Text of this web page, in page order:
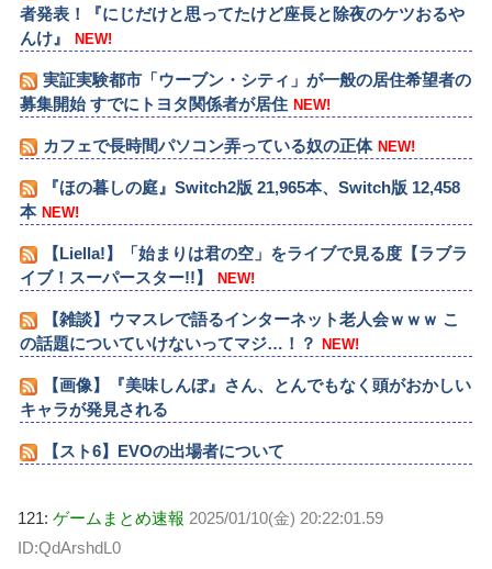
者発表！『にじだけと思ってたけど座長と除夜のケツおるや
んけ』
NEW!
実証実験都市「ウーブン・シティ」が一般の居住希望者の
募集開始 すでにトヨタ関係者が居住 NEW!
カフェで長時間パソコン弄っている奴の正体 NEW!
『ほの暮しの庭』Switch2版 21,965本、Switch版 12,458
本 NEW!
【Liella!】「始まりは君の空」をライブで見る度【ラブラ
イブ！スーパースター!!】
NEW!
【雑談】ウマスレで語るインターネット老人会ｗｗｗ こ
の話題についていけないってマジ…！？ NEW!
【画像】『美味しんぼ』さん、とんでもなく頭がおかしい
キャラが発見される
【スト6】EVOの出場者について
121: ゲームまとめ速報 2025/01/10(金) 20:22:01.59
ID:QdArshdL0